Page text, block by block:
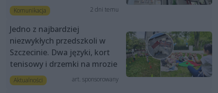
Komunikacja 2 dni temu
Jedno z najbardziej
niezwykłych przedszkoli w
Szczecinie. Dwa języki, kort
tenisowy i drzemki na mrozie
Aktualności art. sponsorowany